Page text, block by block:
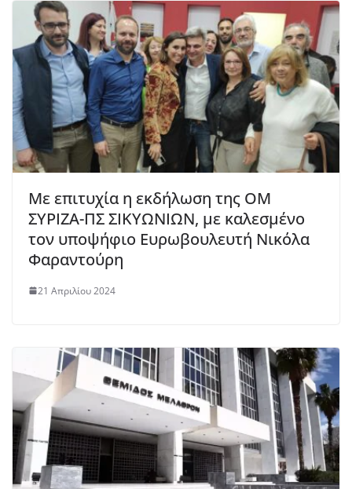
Με επιτυχία η εκδήλωση της ΟΜ
ΣΥΡΙΖΑ-ΠΣ ΣΙΚΥΩΝΙΩΝ, με καλεσμένο
τον υποψήφιο Ευρωβουλευτή Νικόλα
Φαραντούρη
21 Απριλίου 2024